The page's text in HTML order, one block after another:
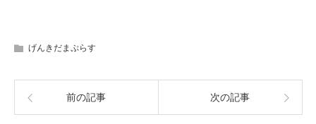
げんきだまぷらす
前の記事 次の記事